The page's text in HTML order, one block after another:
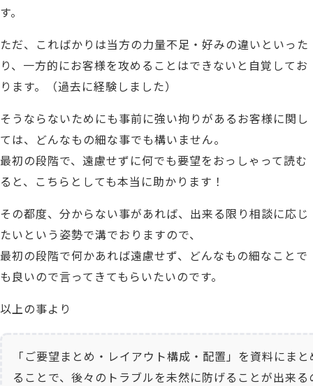
す。
ただ、こればかりは当方の力量不足・好みの違いといった
り、 一方的にお客様を攻めることはできないと自覚 してお
ります。（過去に経験しました）
そうならないためにも事前に強い拘りがあるお客様に関し
ては、どんなもの細な事でも構いません。
最初の段階で、遠慮せずに何でも要望をおっしゃって読む
ると、こちらとしても本当に助かります！
その都度、分からない事があれば、出来る限り相談に応じ
たいという姿勢で溝でおりますので、
最初の段階で何かあれば遠慮せず、どんなもの細なことで
も良いので言ってきてもらいたいのです。
以上の事より
「ご要望まとめ・レイアウト構成・配置」を資料にまと
ることで、 後々のトラブルを未然に防げることが出来る